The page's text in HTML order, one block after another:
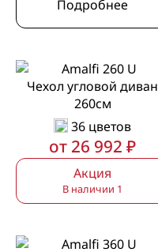
Подробнее
Чехол угловой диван
260см
36 цветов
от 26 992 ₽
Акция
В наличии 1